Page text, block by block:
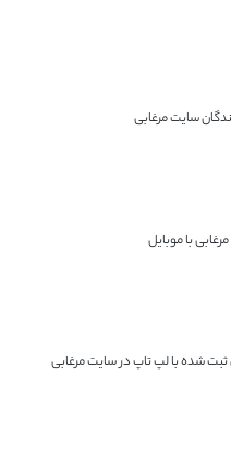
سایت مرغابی
با موبایل
شده با لپ تاپ در سایت مرغابی